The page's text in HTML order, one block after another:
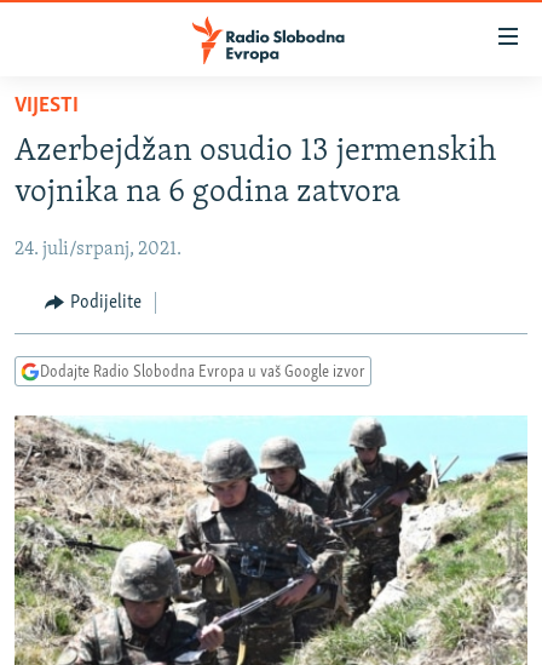
Pređite
glavni
sadržaj
Pređite
na
navigaciju
Pređite
na
VIJESTI
BOSNA I HERCEGOVINA
SRBIJA
KOSOVO
CRNA GORA
VIDEO
FOTOGALERIJE
INFOGRAFIKE
PODCASTI
RAT U UKRAJINI
KINA NA BALKANU
RSE PRIČE IZ SVIJETA
ISPRIČAJ MI
DNEVNO@RSE
SPECIJALI RSE
VIJESTI
Azerbejdžan osudio 13 jermenskih
vojnika na 6 godina zatvora
24. juli/srpanj, 2021.
Podijelite
Dodajte Radio Slobodna Evropa u vaš Google izvor